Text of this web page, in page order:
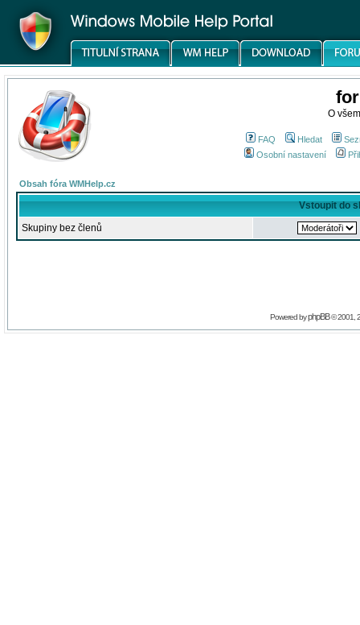
O
FAQ Hledat
Osobní nastavení
Obsah fóra WMHelp.cz
Vstoupit do
Skupiny bez členů
Powered byphpBB© 2001,